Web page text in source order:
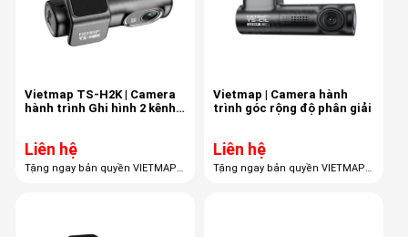
Vietmap TS-H2K | Camera
hành trình Ghi hình 2 kênh
Liên hệ
Tặng ngay bản quyền VIETMAP
Vietmap | Camera hành
trình góc rộng độ phân giải
Liên hệ
Tặng ngay bản quyền VIETMAP